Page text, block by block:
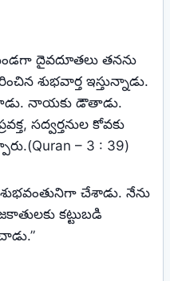
దైవదూతలు తనను
శుభవార్త ఇస్తున్నాడు.
నాయకు డౌతాడు.
సద్వర్తనుల కోవకు
– 3 : 39)
చేశాడు. నేను
కట్టుబడి